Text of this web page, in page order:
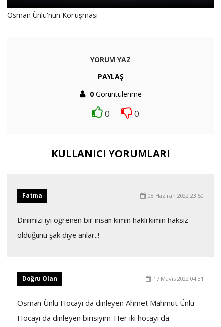
Osman Ünlü'nün Konuşması
YORUM YAZ
PAYLAŞ
0Görüntülenme
0 0
KULLANICI YORUMLARI
Fatma 08 Haziran 2022 23:50
Dinimizi iyi öğrenen bir insan kimin haklı kimin haksız
olduğunu şak diye anlar..!
Doğru Olan 17 Mayıs 2022 04:31
Osman Ünlü Hocayı da dinleyen Ahmet Mahmut Ünlü
Hocayı da dinleyen birisiyim. Her iki hocayı da